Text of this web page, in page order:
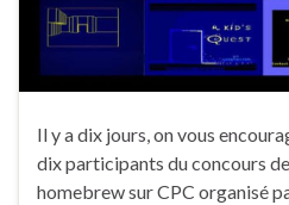
Il y a dix jours, on vous
dix participants du concours
homebrew sur CPC organisé